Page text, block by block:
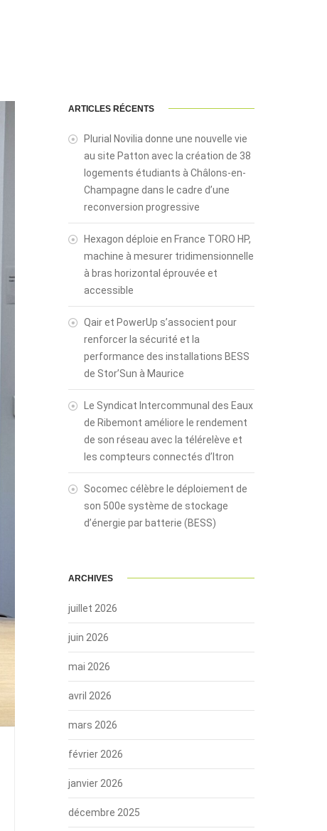
ARTICLES RÉCENTS
Plurial Novilia donne une nouvelle vie
au site Patton avec la création de 38
logements étudiants à Châlons-en-
Champagne dans le cadre d’une
reconversion progressive
Hexagon déploie en France TORO HP,
machine à mesurer tridimensionnelle
à bras horizontal éprouvée et
accessible
Qair et PowerUp s’associent pour
renforcer la sécurité et la
performance des installations BESS
de Stor’Sun à Maurice
Le Syndicat Intercommunal des Eaux
de Ribemont améliore le rendement
de son réseau avec la télérelève et
les compteurs connectés d’Itron
Socomec célèbre le déploiement de
son 500e système de stockage
d’énergie par batterie (BESS)
ARCHIVES
juillet 2026
juin 2026
mai 2026
avril 2026
mars 2026
février 2026
janvier 2026
décembre 2025